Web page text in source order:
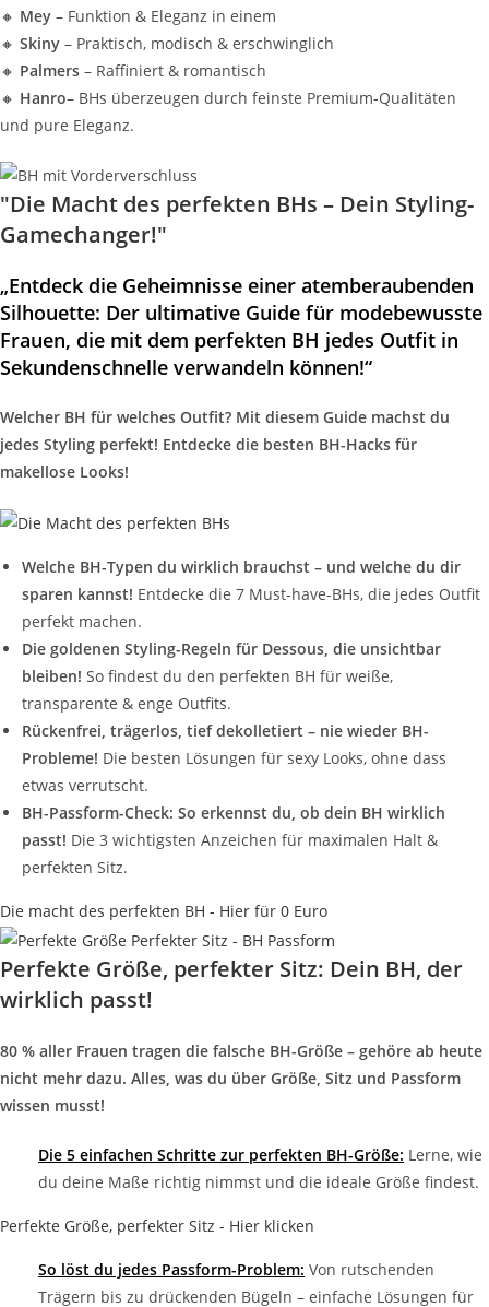
🔸 Mey – Funktion & Eleganz in einem
🔸 Skiny – Praktisch, modisch & erschwinglich
🔸 Palmers – Raffiniert & romantisch
🔸 Hanro– BHs überzeugen durch feinste Premium-Qualitäten
und pure Eleganz.
"Die Macht des perfekten BHs – Dein Styling-
Gamechanger!"
„Entdeck die Geheimnisse einer atemberaubenden
Silhouette: Der ultimative Guide für modebewusste
Frauen, die mit dem perfekten BH jedes Outfit in
Sekundenschnelle verwandeln können!“
Welcher BH für welches Outfit? Mit diesem Guide machst du
jedes Styling perfekt! Entdecke die besten BH-Hacks für
makellose Looks!
Welche BH-Typen du wirklich brauchst – und welche du dir
sparen kannst! Entdecke die 7 Must-have-BHs, die jedes Outfit
perfekt machen.
Die goldenen Styling-Regeln für Dessous, die unsichtbar
bleiben! So findest du den perfekten BH für weiße,
transparente & enge Outfits.
Rückenfrei, trägerlos, tief dekolletiert – nie wieder BH-
Probleme! Die besten Lösungen für sexy Looks, ohne dass
etwas verrutscht.
BH-Passform-Check: So erkennst du, ob dein BH wirklich
passt! Die 3 wichtigsten Anzeichen für maximalen Halt &
perfekten Sitz.
Die macht des perfekten BH - Hier für 0 Euro
Perfekte Größe, perfekter Sitz: Dein BH, der
wirklich passt!
80 % aller Frauen tragen die falsche BH-Größe – gehöre ab heute
nicht mehr dazu. Alles, was du über Größe, Sitz und Passform
wissen musst!
Die 5 einfachen Schritte zur perfekten BH-Größe: Lerne, wie
du deine Maße richtig nimmst und die ideale Größe findest.
Perfekte Größe, perfekter Sitz - Hier klicken
So löst du jedes Passform-Problem: Von rutschenden
Trägern bis zu drückenden Bügeln – einfache Lösungen für